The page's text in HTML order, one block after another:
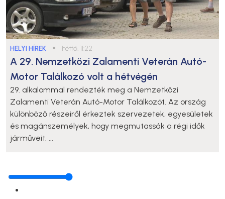
HELYI HÍREK ● hétfő, 11:22
A 29. Nemzetközi Zalamenti Veterán Autó-
Motor Találkozó volt a hétvégén
29. alkalommal rendezték meg a Nemzetközi
Zalamenti Veterán Autó-Motor Találkozót. Az ország
különböző részeiről érkeztek szervezetek, egyesületek
és magánszemélyek, hogy megmutassák a régi idők
járműveit. ...